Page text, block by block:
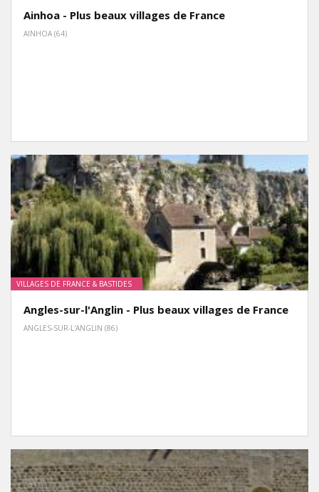
Ainhoa - Plus beaux villages de France
AINHOA (64)
VILLAGES DE FRANCE & BASTIDES
Angles-sur-l'Anglin - Plus beaux villages de France
ANGLES-SUR-L'ANGLIN (86)